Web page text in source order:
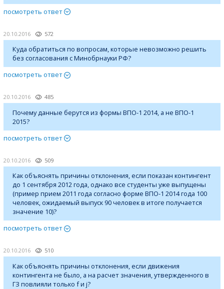
посмотреть ответ
20.10.2016 572
Куда обратиться по вопросам, которые невозможно решить
без согласования с Минобрнауки РФ?
посмотреть ответ
20.10.2016 485
Почему данные берутся из формы ВПО-1 2014, а не ВПО-1
2015?
посмотреть ответ
20.10.2016 509
Как объяснять причины отклонения, если показан контингент
до 1 сентября 2012 года, однако все студенты уже выпущены
(пример прием 2011 года согласно форме ВПО-1 2014 года 100
человек, ожидаемый выпуск 90 человек в итоге получается
значение 10)?
посмотреть ответ
20.10.2016 510
Как объяснять причины отклонения, если движения
контингента не было, а на расчет значения, утвержденного в
ГЗ повлияли только f и j?